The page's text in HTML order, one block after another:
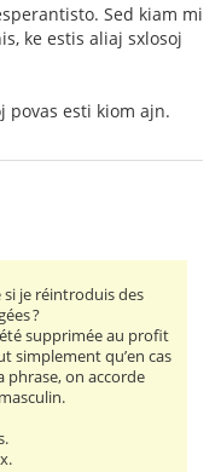
Sed kiam mi
ke estis aliaj sxlosoj
povas esti kiom ajn.
je réintroduis des
?
supprimée au profit
simplement qu’en cas
phrase, on accorde